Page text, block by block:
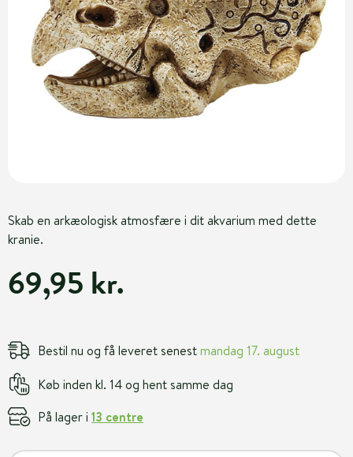
Skab en arkæologisk atmosfære i dit akvarium med dette
kranie.
69,95 kr.
Bestil nu og få leveret senestmandag 17. august
Køb inden kl. 14 og hent samme dag
På lager i 13 centre